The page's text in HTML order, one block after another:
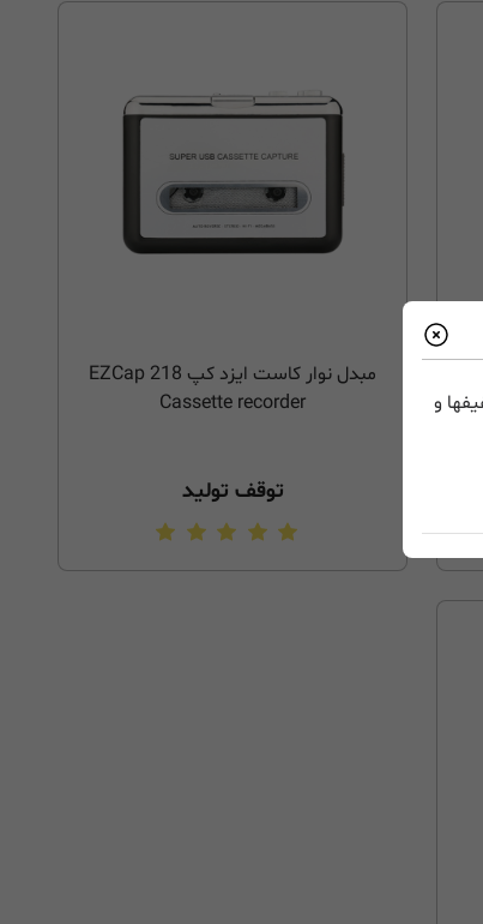
و
مبدل نوار کاست ایزد کپ EZCap 218
Cassette recorder
توقف تولید